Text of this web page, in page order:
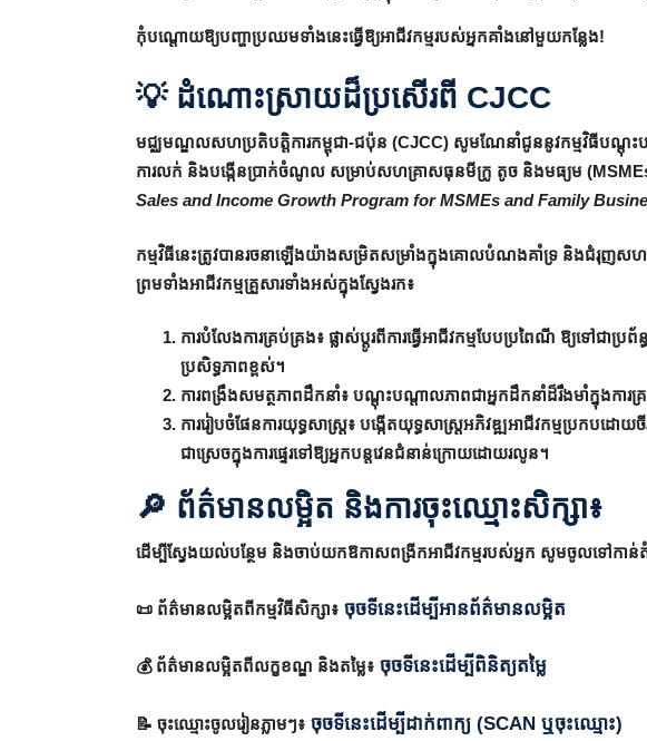
កុំបណ្តោយឱ្យបញ្ហាប្រឈមទាំងនេះធ្វើឱ្យអាជីវកម្មរបស់អ្នកគាំងនៅមួយកន្លែង!
💡 ដំណោះស្រាយដ៏ប្រសើរពី CJCC
មជ្ឈមណ្ឌលសហប្រតិបត្តិការកម្ពុជា-ជប៉ុន (CJCC) សូមណែនាំជូននូវកម្មវិធីបណ្តុ
ការលក់ និងបង្កើនប្រាក់ចំណូល សម្រាប់សហគ្រាសធុនមីក្រូ តូច និងមធ្យម
Sales and Income Growth Program for MSMEs and Family
កម្មវិធីនេះត្រូវបានរចនាឡើងយ៉ាងសម្រិតសម្រាំងក្នុងគោលបំណងគាំទ្រ និងជំរុញ
ព្រមទាំងអាជីវកម្មគ្រួសារទាំងអស់ក្នុងស្វែងរក៖
ការបំលែងការគ្រប់គ្រង៖ ផ្លាស់ប្តូរពីការធ្វើអាជីវកម្មបែបប្រពៃណី ឱ្យទៅជា
ប្រសិទ្ធភាពខ្ពស់។
ការពង្រឹងសមត្ថភាពដឹកនាំ៖ បណ្តុះបណ្តាលភាពជាអ្នកដឹកនាំដ៏រឹងមាំក្នុងការគ្
ការរៀបចំផែនការយុទ្ធសាស្ត្រ៖ បង្កើតយុទ្ធសាស្ត្រអភិវឌ្ឍអាជីវកម្មប្រកប
ជាស្រេចក្នុងការផ្ទេរទៅឱ្យអ្នកបន្តវេនជំនាន់ក្រោយដោយរលូន។
🔎 ព័ត៌មានលម្អិត និងការចុះឈ្មោះសិក្សា៖
ដើម្បីស្វែងយល់បន្ថែម និងចាប់យកឱកាសពង្រីកអាជីវកម្មរបស់អ្នក សូមចូលទៅកាន់
📜 ព័ត៌មានលម្អិតពីកម្មវិធីសិក្សា៖ ចុចទីនេះដើម្បីអានព័ត៌មានលម្អិត
💰 ព័ត៌មានលម្អិតពីលក្ខខណ្ឌ និងតម្លៃ៖ ចុចទីនេះដើម្បីពិនិត្យតម្លៃ
📝 ចុះឈ្មោះចូលរៀនភ្លាមៗ៖ ចុចទីនេះដើម្បីដាក់ពាក្យ (SCAN ឬចុះឈ្មោះ)